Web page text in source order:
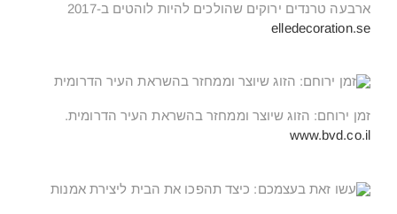
ארבעה טרנדים ירוקים שהולכים להיות לוהטים ב-2017
elledecoration.se
זמן ירוחם: הזוג שיוצר וממחזר בהשראת העיר הדרומית.
www.bvd.co.il